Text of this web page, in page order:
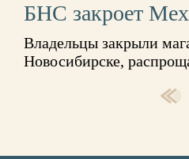
БНС закроет
Владельцы закрыли
Новосибирске,